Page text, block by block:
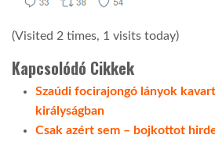
(Visited 2 times, 1 visits today)
Kapcsolódó Cikkek
Szaúdi focirajongó lányok
királyságban
Csak azért sem – bojkottot